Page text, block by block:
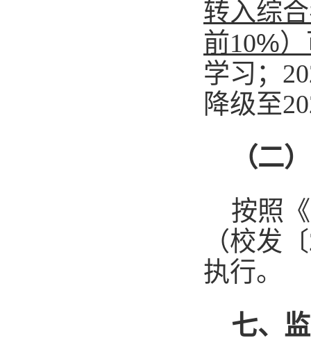
转入综
前10%
学习；
降级至
（二
按照
（校发〔
执行。
七、